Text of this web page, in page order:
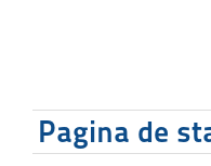
Pagina de